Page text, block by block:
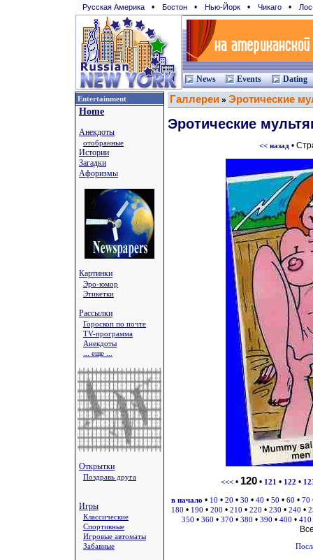
Русская Америка • Бостон • Нью-Йорк • Чикаго •
News Events Dating
Entertainment
Home
Анекдоты
отобранные
Истории
Загадки
Афоризмы
Картинки
Эро-юмор
Этикетки
Рассылки
Гороскоп по почте
TV-программа
Анекдоты
... еще ...
Открытки
Поздравь друга
Игры
Классические
Спортивные
Игровые автоматы
Забавные
Галлереи » Эротические
Эротические
<< назад •
<<<• 120• 121 • 122 •
в начало • 10 • 20 • 30 • 40 • 50 • 60 • 70
180 • 190 • 200 • 210 • 220 • 230 • 240 •
350 • 360 • 370 • 380 • 390 • 400 • 410